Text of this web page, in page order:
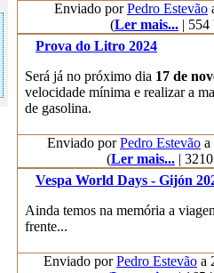
Enviado porPedro Estevão
(Ler mais... | 554
Prova do Litro 2024
Será já no próximo dia 17 de
velocidade mínima e realizar a
de gasolina.
Enviado porPedro Estevão a
(Ler mais... |
Vespa World Days - Gijón
Ainda temos na memória a
frente...
Enviado porPedro Estevão a